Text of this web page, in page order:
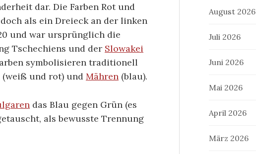
dar. Die Farben Rot und
als ein Dreieck an der linken
und war ursprünglich die
Tschechiens und der Slowakei
symbolisieren traditionell
(weiß und rot) und Mähren (blau).
das Blau gegen Grün (es
als bewusste Trennung
August 2026
Juli 2026
Juni 2026
Mai 2026
April 2026
März 2026